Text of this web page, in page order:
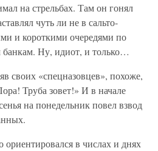
на стрельбах. Там он гонял
чуть ли не в сальто-
и короткими очередями по
Ну, идиот, и только…
своих «спецназовцев», похоже,
Труба зовет!» И в начале
на понедельник повел взвод
в числах и днях